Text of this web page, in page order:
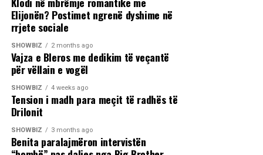
Elijonën? Postimet ngrenë dyshime në
rrjete sociale
SHOWBIZ 2 months ago
Vajza e Bleros me dedikim të veçantë
për vëllain e vogël
SHOWBIZ 4 weeks ago
Tension i madh para meçit të radhës të
Drilonit
SHOWBIZ 3 months ago
Benita paralajmëron intervistën